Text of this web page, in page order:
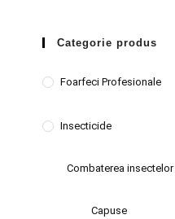
Categorie produs
Foarfeci Profesionale
Insecticide
Combaterea insectelor
Capuse